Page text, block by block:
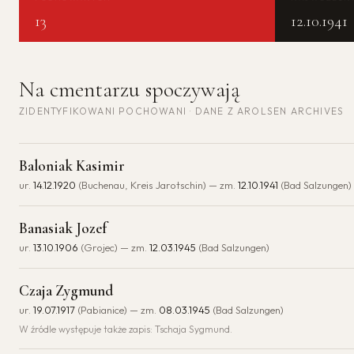
13 12.10.1941
Na cmentarzu spoczywają
ZIDENTYFIKOWANI POCHOWANI · DANE Z AROLSEN ARCHIVES
Baloniak Kasimir
ur. 14.12.1920 (Buchenau, Kreis Jarotschin) — zm. 12.10.1941 (Bad Salzungen)
Banasiak Jozef
ur. 13.10.1906 (Grojec) — zm. 12.03.1945 (Bad Salzungen)
Czaja Zygmund
ur. 19.07.1917 (Pabianice) — zm. 08.03.1945 (Bad Salzungen)
W źródle występuje także zapis: Tschaja Sygmund.